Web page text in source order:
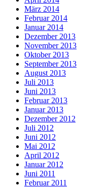
März 2014
Februar 2014
Januar 2014
Dezember 2013
November 2013
Oktober 2013
September 2013
August 2013
Juli 2013
Juni 2013
Februar 2013
Januar 2013
Dezember 2012
Juli 2012
Juni 2012
Mai 2012
April 2012
Januar 2012
Juni 2011
Februar 2011